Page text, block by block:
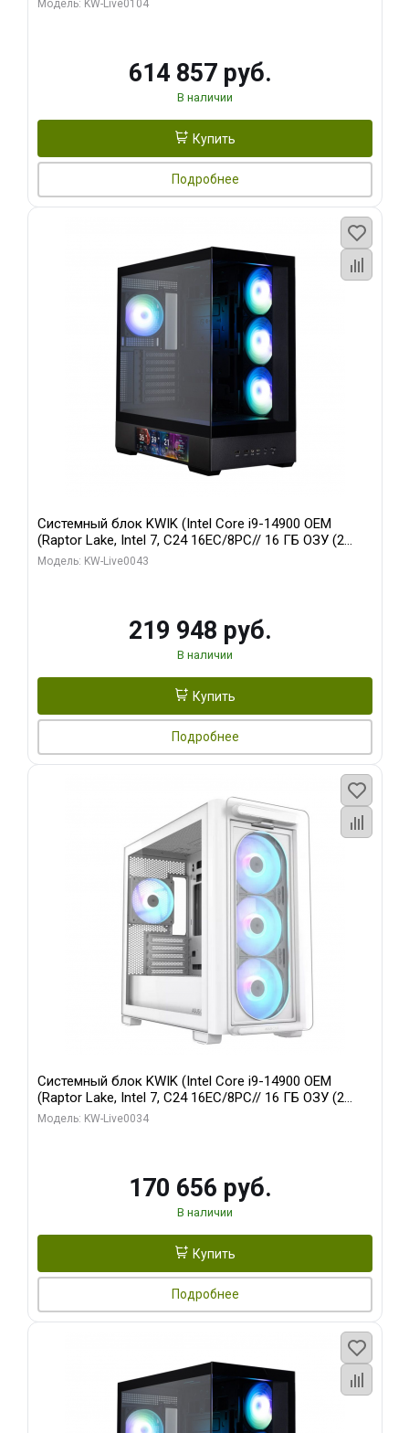
Модель: KW-Live0104
614 857 руб.
В наличии
Купить
Подробнее
Системный блок KWIK (Intel Core i9-14900 OEM
(Raptor Lake, Intel 7, C24 16EC/8PC// 16 ГБ ОЗУ (2
модуля)/ Palit RTX5070Ti GAMINGPRO-S OC 16GB
Модель: KW-Live0043
219 948 руб.
В наличии
Купить
Подробнее
Системный блок KWIK (Intel Core i9-14900 OEM
(Raptor Lake, Intel 7, C24 16EC/8PC// 16 ГБ ОЗУ (2
модуля)/ MSI RTX5060Ti VENTUS 2X PLUS 16GB
Модель: KW-Live0034
170 656 руб.
В наличии
Купить
Подробнее